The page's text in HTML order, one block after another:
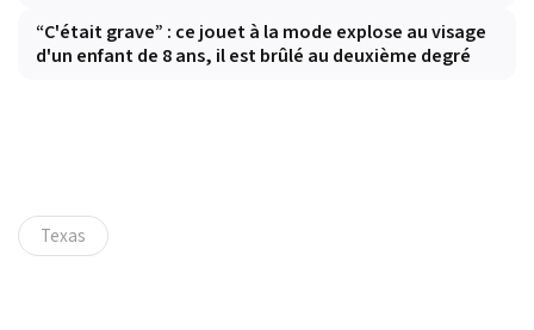
“C'était grave” : ce jouet à la mode explose au visage
d'un enfant de 8 ans, il est brûlé au deuxième degré
Texas